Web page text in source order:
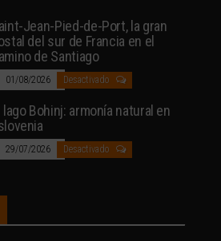
Jean-Pied-de-Port, la gran
del sur de Francia en el
de Santiago
01/08/2026 Desactivado
lago Bohinj: armonía natural en
29/07/2026 Desactivado